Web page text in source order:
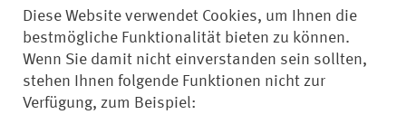
Diese Website verwendet Cookies, um Ihnen die
bestmögliche Funktionalität bieten zu können.
Wenn Sie damit nicht einverstanden sein sollten,
stehen Ihnen folgende Funktionen nicht zur
Verfügung, zum Beispiel: